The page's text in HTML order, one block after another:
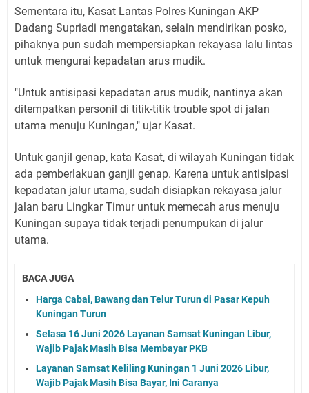
Sementara itu, Kasat Lantas Polres Kuningan AKP
Dadang Supriadi mengatakan, selain mendirikan posko,
pihaknya pun sudah mempersiapkan rekayasa lalu lintas
untuk mengurai kepadatan arus mudik.
"Untuk antisipasi kepadatan arus mudik, nantinya akan
ditempatkan personil di titik-titik trouble spot di jalan
utama menuju Kuningan," ujar Kasat.
Untuk ganjil genap, kata Kasat, di wilayah Kuningan tidak
ada pemberlakuan ganjil genap. Karena untuk antisipasi
kepadatan jalur utama, sudah disiapkan rekayasa jalur
jalan baru Lingkar Timur untuk memecah arus menuju
Kuningan supaya tidak terjadi penumpukan di jalur
utama.
BACA JUGA
Harga Cabai, Bawang dan Telur Turun di Pasar Kepuh
Kuningan Turun
Selasa 16 Juni 2026 Layanan Samsat Kuningan Libur,
Wajib Pajak Masih Bisa Membayar PKB
Layanan Samsat Keliling Kuningan 1 Juni 2026 Libur,
Wajib Pajak Masih Bisa Bayar, Ini Caranya